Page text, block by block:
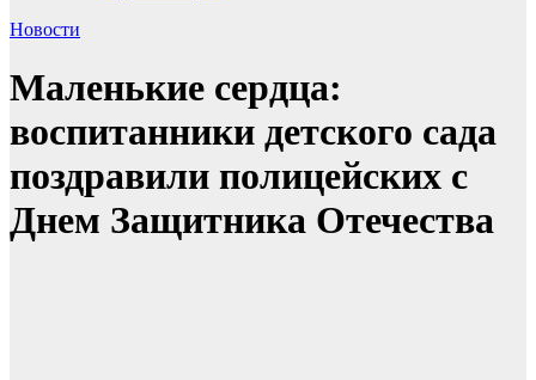
Новости
Маленькие сердца:
воспитанники детского сада
поздравили полицейских с
Днем Защитника Отечества